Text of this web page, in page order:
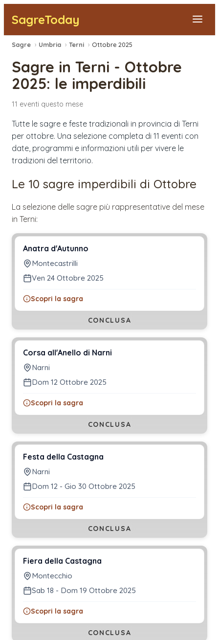
SagreToday
Segnala una sagra
Tutte le Sagre
Vicino a Me
Sagre › Umbria › Terni › Ottobre 2025
Sagre in Terni - Ottobre
2025: le imperdibili
11 eventi questo mese
Tutte le sagre e feste tradizionali in provincia di Terni
per ottobre. Una selezione completa di 11 eventi con
date, programmi e informazioni utili per vivere le
tradizioni del territorio.
Le 10 sagre imperdibili di Ottobre
La selezione delle sagre più rappresentative del mese
in Terni:
Anatra d'Autunno
Montecastrilli
Ven 24 Ottobre 2025
Scopri la sagra
CONCLUSA
Corsa all'Anello di Narni
Narni
Dom 12 Ottobre 2025
Scopri la sagra
CONCLUSA
Festa della Castagna
Narni
Dom 12 - Gio 30 Ottobre 2025
Scopri la sagra
CONCLUSA
Fiera della Castagna
Montecchio
Sab 18 - Dom 19 Ottobre 2025
Scopri la sagra
CONCLUSA